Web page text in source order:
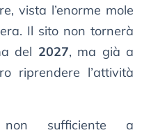
vista l’enorme mole
Il sito non tornerà
del 2027, ma già a
riprendere l’attività
non sufficiente a